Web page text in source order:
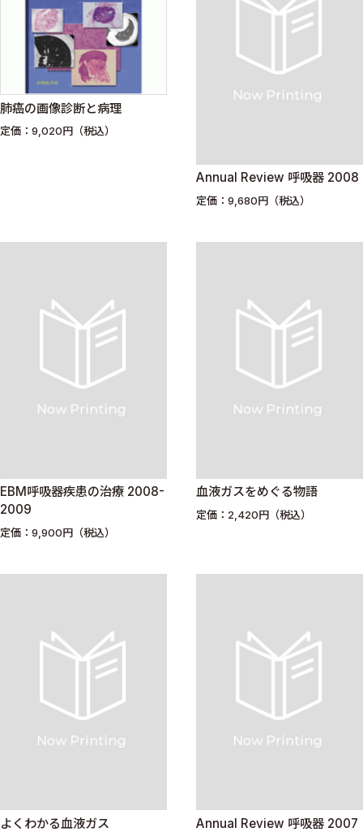
肺癌の画像診断と病理
定価：9,020円（税込）
Annual Review 呼吸器 2008
定価：9,680円（税込）
EBM呼吸器疾患の治療 2008-
2009
定価：9,900円（税込）
血液ガスをめぐる物語
定価：2,420円（税込）
よくわかる血液ガス Annual Review 呼吸器 2007